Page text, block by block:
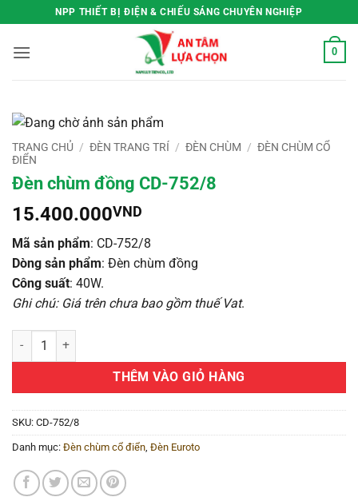
qua
nội
NPP THIẾT BỊ ĐIỆN & CHIẾU SÁNG CHUYÊN NGHIỆP
0
TRANG CHỦ / ĐÈN TRANG TRÍ / ĐÈN CHÙM / ĐÈN CHÙM CỔ
ĐIỂN
Đèn chùm đồng CD-752/8
15.400.000VND
Mã sản phẩm: CD-752/8
Dòng sản phẩm: Đèn chùm đồng
Công suất: 40W.
Ghi chú: Giá trên chưa bao gồm thuế Vat.
Đèn chùm đồng CD-752/8 số lượng
THÊM VÀO GIỎ HÀNG
SKU: CD-752/8
Danh mục: Đèn chùm cổ điển Đèn Euroto